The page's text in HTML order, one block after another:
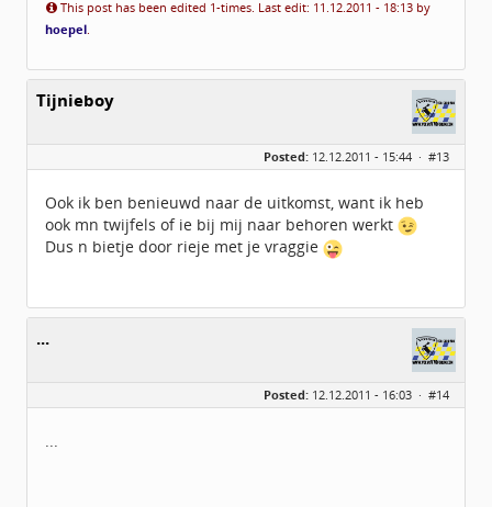
This post has been edited 1-times. Last edit: 11.12.2011 - 18:13 by
hoepel.
Tijnieboy
Posted: 12.12.2011 - 15:44 · #13
Ook ik ben benieuwd naar de uitkomst, want ik heb
ook mn twijfels of ie bij mij naar behoren werkt
Dus n bietje door rieje met je vraggie
...
Posted: 12.12.2011 - 16:03 · #14